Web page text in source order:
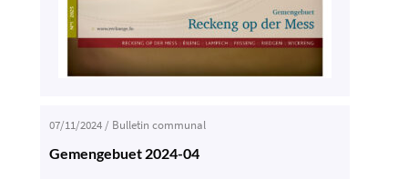
07/11/2024/ Bulletin communal
Gemengebuet 2024-04